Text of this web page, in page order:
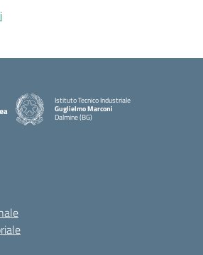
Istituto Tecnico Industriale
Guglielmo Marconi
Dalmine (BG)